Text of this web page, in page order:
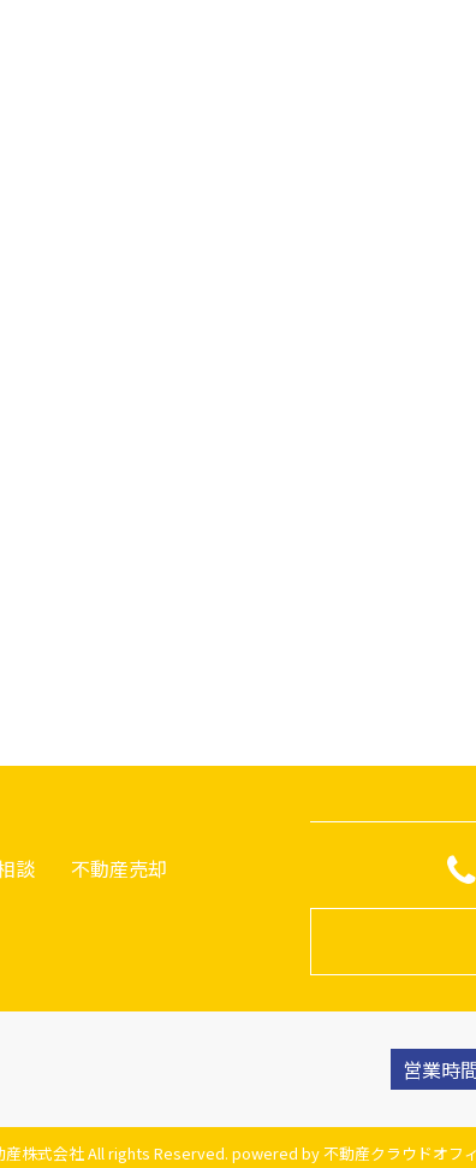
談
不動産売却
営業時
株式会社 All rights Reserved. powered by 不動産クラウドオフ